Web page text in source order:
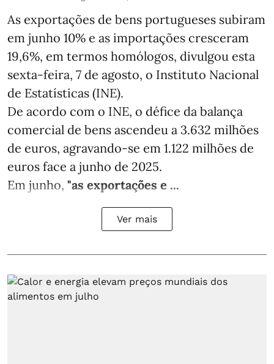
As exportações de bens portugueses subiram
em junho 10% e as importações cresceram
19,6%, em termos homólogos, divulgou esta
sexta-feira, 7 de agosto, o Instituto Nacional
de Estatísticas (INE).
De acordo com o INE, o défice da balança
comercial de bens ascendeu a 3.632 milhões
de euros, agravando-se em 1.122 milhões de
euros face a junho de 2025.
Em junho, "as exportações e ...
Ver mais